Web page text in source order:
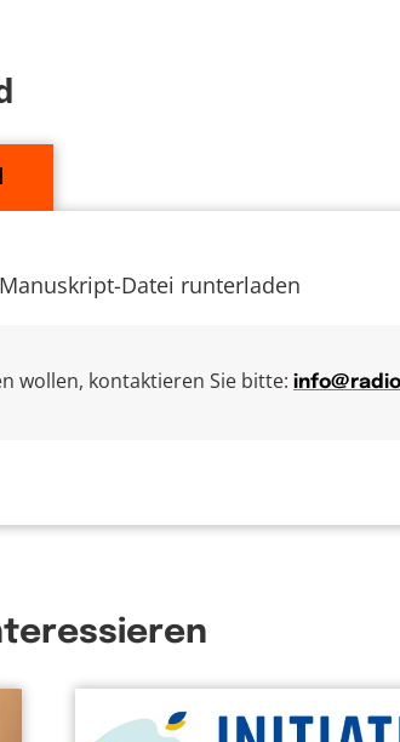
Datei runterladen
wollen, kontaktieren Sie bitte: